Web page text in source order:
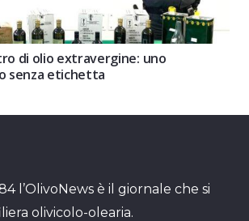
di olio extravergine: uno
senza etichetta
l’OlivoNews è il giornale che si
olivicolo-olearia.